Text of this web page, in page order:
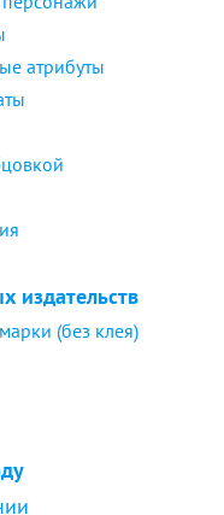
атрибуты
издательств
(без клея)